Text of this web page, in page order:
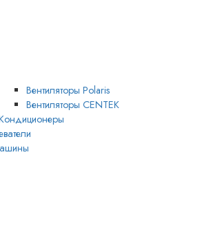
Вентиляторы Polaris
Вентиляторы CENTEK